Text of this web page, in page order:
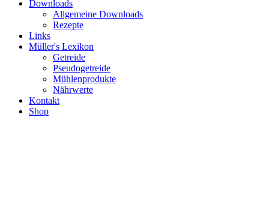
Downloads
Allgemeine Downloads
Rezepte
Links
Müller's Lexikon
Getreide
Pseudogetreide
Mühlenprodukte
Nährwerte
Kontakt
Shop